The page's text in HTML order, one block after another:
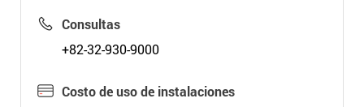
Consultas
+82-32-930-9000
Costo de uso de instalaciones